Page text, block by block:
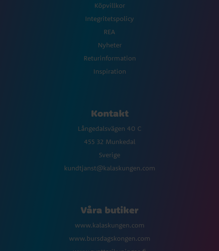
Köpvillkor
Integritetspolicy
REA
Nyheter
Returinformation
Inspiration
Kontakt
Långedalsvägen 40 C
455 32 Munkedal
Sverige
kundtjanst@kalaskungen.com
Våra butiker
www.kalaskungen.com
www.bursdagskongen.com